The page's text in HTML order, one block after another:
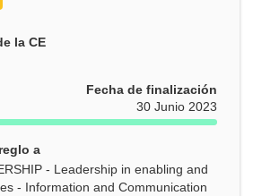
la CE
Fecha de finalización
30 Junio 2023
a
- Leadership in enabling and
- Information and Communication